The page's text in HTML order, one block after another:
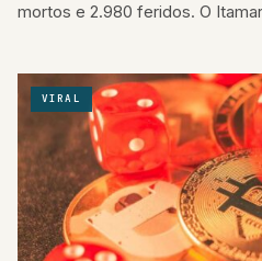
mortos e 2.980 feridos. O
VIRAL